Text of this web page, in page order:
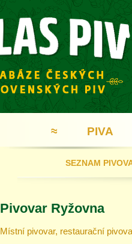
≈ PIVA
SEZNAM
Pivovar Ryžovna
Místní pivovar, restaurační